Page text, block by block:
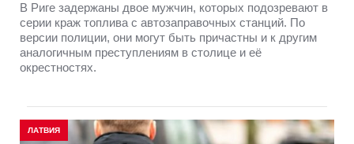
В Риге задержаны двое мужчин, которых подозревают в
серии краж топлива с автозаправочных станций. По
версии полиции, они могут быть причастны и к другим
аналогичным преступлениям в столице и её
окрестностях.
ЛАТВИЯ